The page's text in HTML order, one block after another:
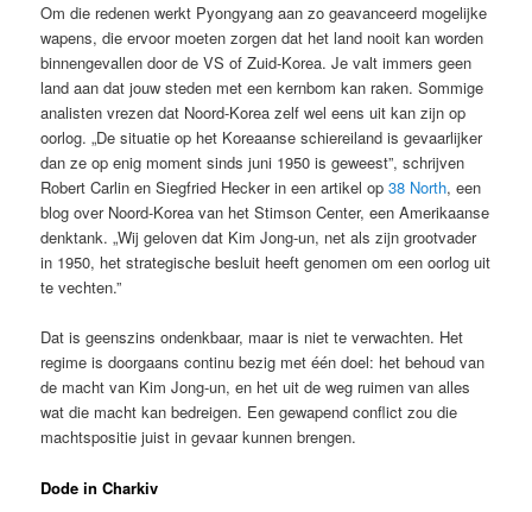
Om die redenen werkt Pyongyang aan zo geavanceerd mogelijke
wapens, die ervoor moeten zorgen dat het land nooit kan worden
binnengevallen door de VS of Zuid-Korea. Je valt immers geen
land aan dat jouw steden met een kernbom kan raken. Sommige
analisten vrezen dat Noord-Korea zelf wel eens uit kan zijn op
oorlog. „De situatie op het Koreaanse schiereiland is gevaarlijker
dan ze op enig moment sinds juni 1950 is geweest”, schrijven
Robert Carlin en Siegfried Hecker in een artikel op38 North, een
blog over Noord-Korea van het Stimson Center, een Amerikaanse
denktank. „Wij geloven dat Kim Jong-un, net als zijn grootvader
in 1950, het strategische besluit heeft genomen om een oorlog uit
te vechten.”
Dat is geenszins ondenkbaar, maar is niet te verwachten. Het
regime is doorgaans continu bezig met één doel: het behoud van
de macht van Kim Jong-un, en het uit de weg ruimen van alles
wat die macht kan bedreigen. Een gewapend conflict zou die
machtspositie juist in gevaar kunnen brengen.
Dode in Charkiv